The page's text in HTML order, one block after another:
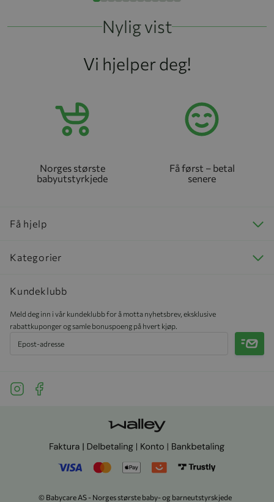
Nylig vist
Vi hjelper deg!
Norges største
babyutstyrkjede
Få først – betal
senere
Få hjelp
Kategorier
Kundeklubb
Meld deg inn i vår kundeklubb for å motta nyhetsbrev, eksklusive
rabattkuponger og samle bonuspoeng på hvert kjøp.
Meld
See our Instagram
See our Facebook
© Babycare AS - Norges største baby- og barneutstyrskjede